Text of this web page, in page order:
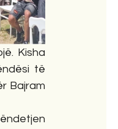
Kisha
të
Bajram